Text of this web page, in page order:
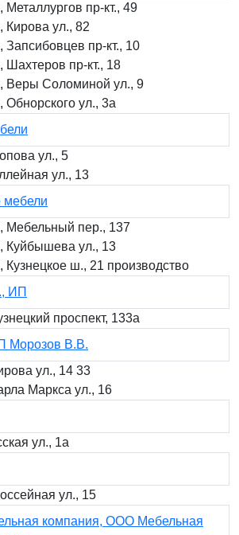
Металлургов пр-кт., 49
Кирова ул., 82
Запсибовцев пр-кт., 10
Шахтеров пр-кт., 18
Веры Соломиной ул., 9
Обнорского ул., 3а
ул., 5
ул., 13
мебели
Мебельный пер., 137
Куйбышева ул., 13
Кузнецкое ш., 21 производство
ИП
проспект, 133а
Морозов В.В.
ул., 14 33
Маркса ул., 16
ул., 1а
ул., 15
компания, ООО Мебельная